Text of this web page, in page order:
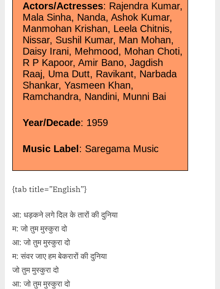
Actors/Actresses: Rajendra Kumar,
Mala Sinha, Nanda, Ashok Kumar,
Manmohan Krishan, Leela Chitnis,
Nissar, Sushil Kumar, Man Mohan,
Daisy Irani, Mehmood, Mohan Choti,
R P Kapoor, Amir Bano, Jagdish
Raaj, Uma Dutt, Ravikant, Narbada
Shankar, Yasmeen Khan,
Ramchandra, Nandini, Munni Bai
Year/Decade: 1959
Music Label : Saregama Music
{tab title=”English”}
आ: धड़कने लगे दिल के तारों की दुनिया
म: जो तुम मुस्कुरा दो
आ: जो तुम मुस्कुरा दो
म: संवर जाए हम बेकरारों की दुनिया
जो तुम मुस्कुरा दो
आ: जो तुम मुस्कुरा दो